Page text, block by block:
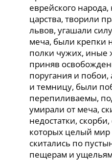
еврейского
царства, творили
львов, угашали
меча, были крепки
полки чужих, иные
приняв
поругания и побои,
и темницу, были
перепиливаемы,
умирали от меча,
недостатки,
которых целый мир
скитались по
пещерам и